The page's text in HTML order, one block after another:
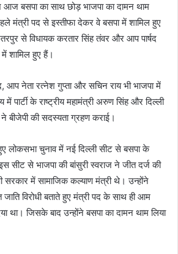
बसपा का साथ छोड़ भाजपा का दामन थाम
मंत्री पद से इस्तीफा देकर वे बसपा में शामिल हुए
से विधायक करतार सिंह तंवर और आप पार्षद
शामिल हुए हैं।
आप नेता रत्नेश गुप्ता और सचिन राय भी भाजपा में
पार्टी के राष्ट्रीय महामंत्री अरुण सिंह और दिल्ली
बीजेपी की सदस्यता ग्रहण कराई।
लोकसभा चुनाव में नई दिल्ली सीट से बसपा के
सीट से भाजपा की बांसुरी स्वराज ने जीत दर्ज की
सरकार में सामाजिक कल्याण मंत्री थे। उन्होंने
विरोधी बताते हुए मंत्री पद के साथ ही आम
था। जिसके बाद उन्होंने बसपा का दामन थाम लिया